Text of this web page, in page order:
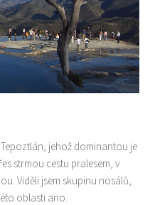
jehož dominantou je
strmou cestu pralesem, v
Viděli jsem skupinu nosálů,
oblasti ano.